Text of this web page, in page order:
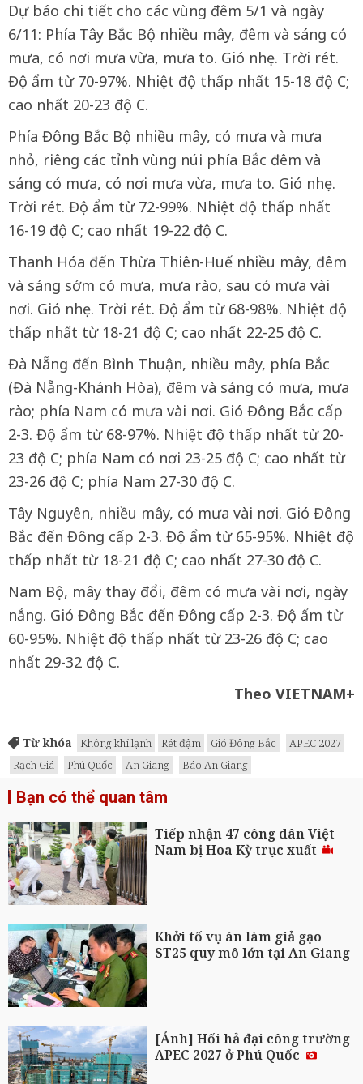
Dự báo chi tiết cho các vùng đêm 5/1 và ngày
6/11: Phía Tây Bắc Bộ nhiều mây, đêm và sáng có
mưa, có nơi mưa vừa, mưa to. Gió nhẹ. Trời rét.
Độ ẩm từ 70-97%. Nhiệt độ thấp nhất 15-18 độ C;
cao nhất 20-23 độ C.
Phía Đông Bắc Bộ nhiều mây, có mưa và mưa
nhỏ, riêng các tỉnh vùng núi phía Bắc đêm và
sáng có mưa, có nơi mưa vừa, mưa to. Gió nhẹ.
Trời rét. Độ ẩm từ 72-99%. Nhiệt độ thấp nhất
16-19 độ C; cao nhất 19-22 độ C.
Thanh Hóa đến Thừa Thiên-Huế nhiều mây, đêm
và sáng sớm có mưa, mưa rào, sau có mưa vài
nơi. Gió nhẹ. Trời rét. Độ ẩm từ 68-98%. Nhiệt độ
thấp nhất từ 18-21 độ C; cao nhất 22-25 độ C.
Đà Nẵng đến Bình Thuận, nhiều mây, phía Bắc
(Đà Nẵng-Khánh Hòa), đêm và sáng có mưa, mưa
rào; phía Nam có mưa vài nơi. Gió Đông Bắc cấp
2-3. Độ ẩm từ 68-97%. Nhiệt độ thấp nhất từ 20-
23 độ C; phía Nam có nơi 23-25 độ C; cao nhất từ
23-26 độ C; phía Nam 27-30 độ C.
Tây Nguyên, nhiều mây, có mưa vài nơi. Gió Đông
Bắc đến Đông cấp 2-3. Độ ẩm từ 65-95%. Nhiệt độ
thấp nhất từ 18-21 độ C; cao nhất 27-30 độ C.
Nam Bộ, mây thay đổi, đêm có mưa vài nơi, ngày
nắng. Gió Đông Bắc đến Đông cấp 2-3. Độ ẩm từ
60-95%. Nhiệt độ thấp nhất từ 23-26 độ C; cao
nhất 29-32 độ C.
Theo VIETNAM+
Từ khóa Không khí lạnh Rét đậm Gió Đông Bắc
APEC 2027
Rạch Giá
Phú Quốc An Giang Báo An Giang
Bạn có thể quan tâm
Tiếp nhận 47 công dân Việt
Nam bị Hoa Kỳ trục xuất
Khởi tố vụ án làm giả gạo
ST25 quy mô lớn tại An Giang
[Ảnh] Hối hả đại công trường
APEC 2027 ở Phú Quốc